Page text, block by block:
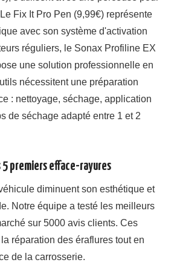
Fix It Pro Pen (9,99€) représente
avec son système d'activation
réguliers, le Sonax Profiline EX
une solution professionnelle en
nécessitent une préparation
: nettoyage, séchage, application
de séchage adapté entre 1 et 2
premiers efface-rayures
diminuent son esthétique et
Notre équipe a testé les meilleurs
sur 5000 avis clients. Ces
réparation des éraflures tout en
de la carrosserie.